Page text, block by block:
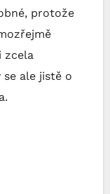
protože
zcela
ale jistě o